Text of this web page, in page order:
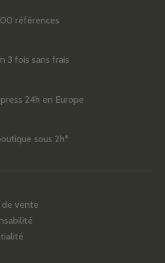
références
3 fois sans frais
24h en Europe
sous 2h*
de vente